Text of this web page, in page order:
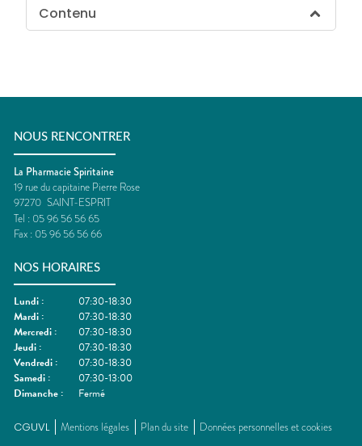
Contenu
NOUS RENCONTRER
La Pharmacie Spiritaine
19 rue du capitaine Pierre Rose
97270 SAINT-ESPRIT
Tel : 05 96 56 56 65
Fax : 05 96 56 56 66
NOS HORAIRES
Lundi :
07:30-18:30
Mardi :
07:30-18:30
Mercredi :
07:30-18:30
Jeudi :
07:30-18:30
Vendredi :
07:30-18:30
Samedi :
07:30-13:00
Dimanche : Fermé
CGUVL Mentions légales Plan du site Données personnelles et cookies